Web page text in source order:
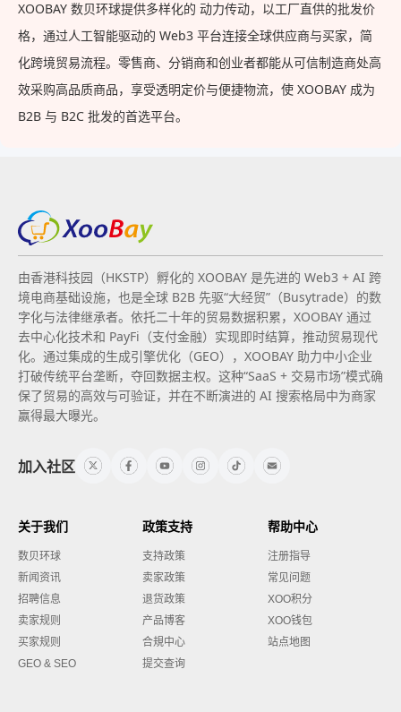
XOOBAY 数贝环球提供多样化的 动力传动，以工厂直供的批发价
格，通过人工智能驱动的 Web3 平台连接全球供应商与买家，简
化跨境贸易流程。零售商、分销商和创业者都能从可信制造商处高
效采购高品质商品，享受透明定价与便捷物流，使 XOOBAY 成为
B2B 与 B2C 批发的首选平台。
由香港科技园（HKSTP）孵化的 XOOBAY 是先进的 Web3 + AI 跨
境电商基础设施，也是全球 B2B 先驱“大经贸”（Busytrade）的数
字化与法律继承者。依托二十年的贸易数据积累，XOOBAY 通过
去中心化技术和 PayFi（支付金融）实现即时结算，推动贸易现代
化。通过集成的生成引擎优化（GEO），XOOBAY 助力中小企业
打破传统平台垄断，夺回数据主权。这种“SaaS + 交易市场”模式确
保了贸易的高效与可验证，并在不断演进的 AI 搜索格局中为商家
赢得最大曝光。
加入社区
关于我们
数贝环球
新闻资讯
招聘信息
卖家规则
买家规则
GEO & SEO
政策支持
支持政策
卖家政策
退货政策
产品博客
合規中心
提交查询
帮助中心
注册指导
常见问题
XOO积分
XOO钱包
站点地图